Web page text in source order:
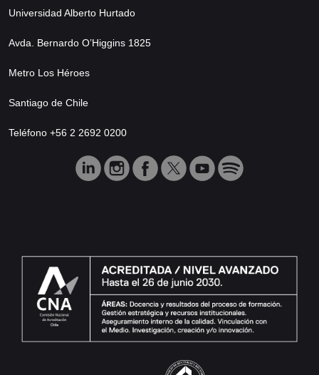
Universidad Alberto Hurtado
Avda. Bernardo O’Higgins 1825
Metro Los Héroes
Santiago de Chile
Teléfono +56 2 2692 0200